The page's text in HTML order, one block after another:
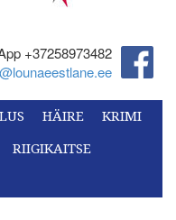
+37258973482‬
HÄIRE
KRIMI
RIIGIKAITSE